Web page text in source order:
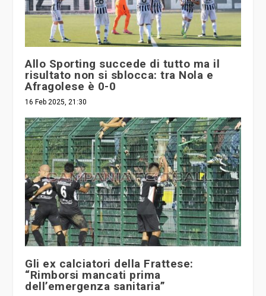
Allo Sporting succede di tutto ma il
risultato non si sblocca: tra Nola e
Afragolese è 0-0
16 Feb 2025, 21:30
Gli ex calciatori della Frattese:
“Rimborsi mancati prima
dell’emergenza sanitaria”